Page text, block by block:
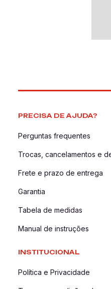
PRECISA DE AJUDA?
Perguntas frequentes
Trocas, cancelamentos e
Frete e prazo de entrega
Garantia
Tabela de medidas
Manual de instruções
INSTITUCIONAL
Política e Privacidade